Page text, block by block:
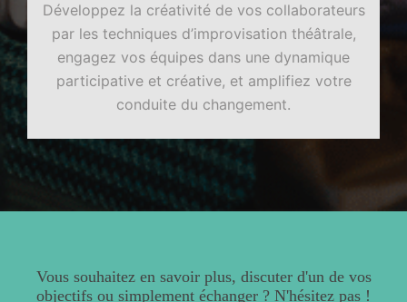
Développez la créativité de vos collaborateurs
par les techniques d’improvisation théâtrale,
engagez vos équipes dans une dynamique
participative et créative, et amplifiez votre
conduite du changement.
Vous souhaitez en savoir plus, discuter d'un de vos
objectifs ou simplement échanger ? N'hésitez pas !